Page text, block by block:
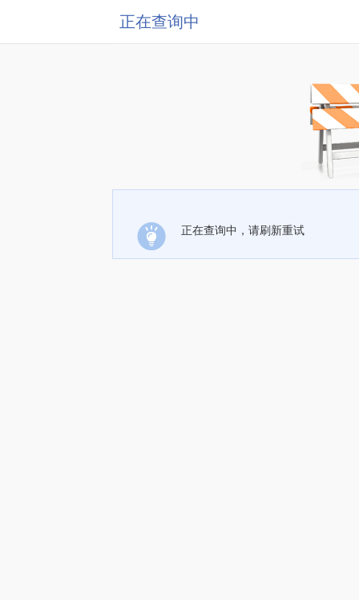
正在查询中
正在查询中，请刷新重试